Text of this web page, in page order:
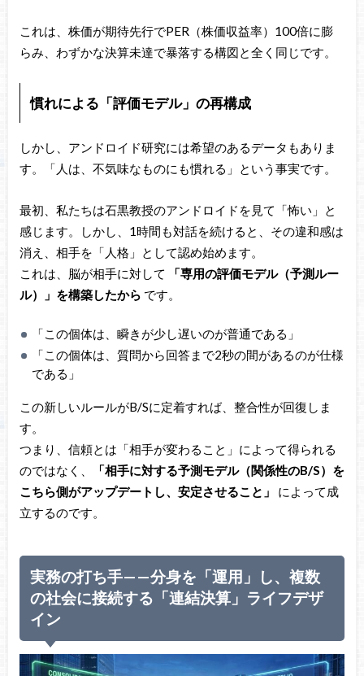
これは、株価が期待先行でPER（株価収益率）100倍に膨
らみ、わずかな決算未達で暴落する構図と全く同じです。
慣れによる「評価モデル」の再構成
しかし、アンドロイド研究には希望のあるデータもありま
す。「人は、不気味なものにも慣れる」という事実です。
最初、私たちは石黒教授のアンドロイドを見て「怖い」と
感じます。しかし、1時間も対話を続けると、その違和感は
消え、相手を「人格」として認め始めます。
これは、脳が相手に対して
「専用の評価モデル（予測ルー
ル）」を構築したから です。
「この個体は、瞬きが少し遅いのが普通である」
「この個体は、質問から回答まで2秒の間があるのが仕様
である」
この新しいルールがB/Sに定着すれば、整合性が回復しま
す。
つまり、信頼とは「相手が変わること」によって得られる
のではなく、
「相手に対する予測モデル（関係性のB/S）を
こちら側がアップデートし、安定させること」
によって成
立するのです。
実務の打ち手——分身を「運用」し、複数
の社会に接続する「連結決算」ライフデザ
イン